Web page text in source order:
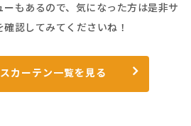
もあるので、気になった方は是非サ
認してみてくださいね！
カーテン一覧を見る